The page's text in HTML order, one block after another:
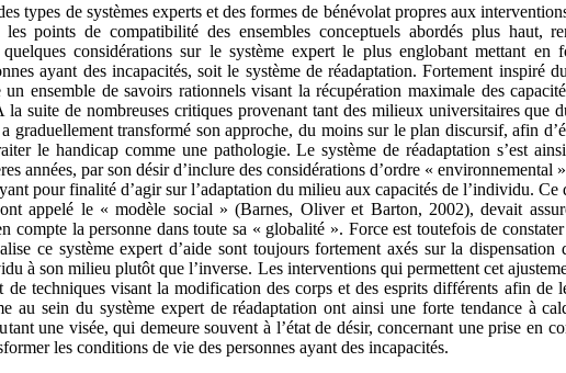
types de systèmes experts et des formes de bénévolat propres aux
les points de compatibilité des ensembles conceptuels abordés plus haut,
considérations sur le système expert le plus englobant mettant en
ayant des incapacités, soit le système de réadaptation. Fortement inspiré
ensemble de savoirs rationnels visant la récupération maximale des
suite de nombreuses critiques provenant tant des milieux universitaires que
graduellement transformé son approche, du moins sur le plan discursif, afin
le handicap comme une pathologie. Le système de réadaptation s’est
années, par son désir d’inclure des considérations d’ordre « environnemental
pour finalité d’agir sur l’adaptation du milieu aux capacités de l’individu. Ce
appelé le « modèle social » (Barnes, Oliver et Barton, 2002), devait
compte la personne dans toute sa « globalité ». Force est toutefois de
ce système expert d’aide sont toujours fortement axés sur la
à son milieu plutôt que l’inverse. Les interventions qui permettent cet
de techniques visant la modification des corps et des esprits différents afin de
au sein du système expert de réadaptation ont ainsi une forte tendance à
une visée, qui demeure souvent à l’état de désir, concernant une prise en
les conditions de vie des personnes ayant des incapacités.